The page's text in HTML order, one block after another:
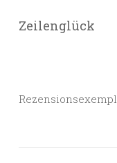
Zeilenglück